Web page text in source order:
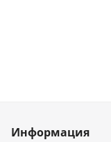
Информация